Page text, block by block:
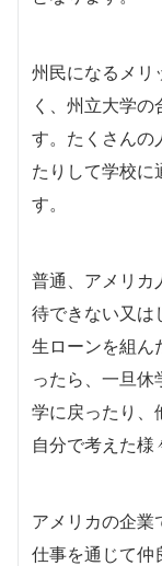
州民になるメリ
く、州立大学
す。たくさんの
たりして学校に
す。
普通、アメリカ
待できない又は
生ローンを組ん
ったら、一旦休
学に戻ったり、
自分で考えた様
アメリカの企業
仕事を通じて仲